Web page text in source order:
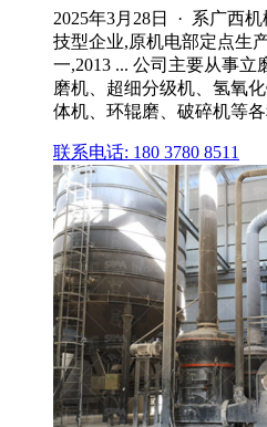
2025年3月28日 · 系广西
技型企业,原机电部定点生
一,2013 ... 公司主要从事
磨机、超细分级机、氢氧
体机、环辊磨、破碎机等
联系电话: 180 3780 8511